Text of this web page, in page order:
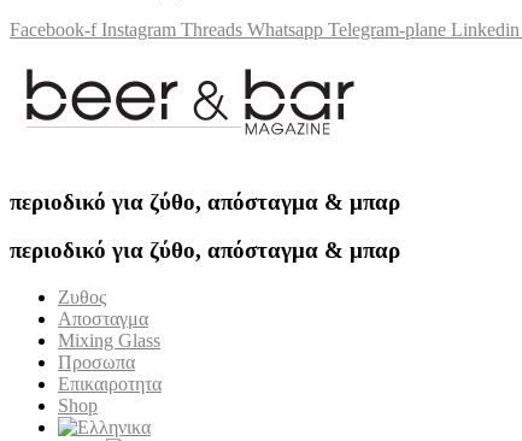
Facebook-f Instagram Threads Whatsapp Telegram-plane Linkedin
περιοδικό για ζύθο, απόσταγμα & μπαρ
περιοδικό για ζύθο, απόσταγμα & μπαρ
Ζυθος
Αποσταγμα
Mixing Glass
Προσωπα
Επικαιροτητα
Shop